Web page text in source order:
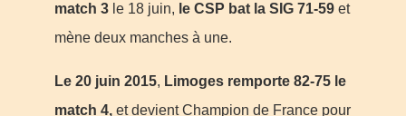
match 3 le 18 juin, le CSP bat la SIG 71-59 et
mène deux manches à une.
Le 20 juin 2015, Limoges remporte 82-75 le
match 4, et devient Champion de France pour